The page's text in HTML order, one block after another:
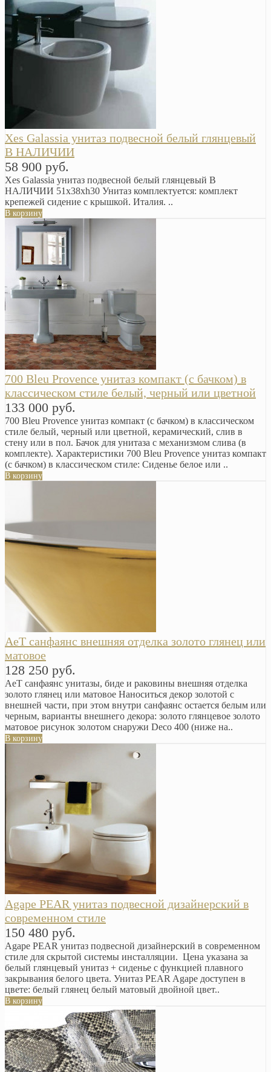
Xes Galassia унитаз подвесной белый глянцевый
В НАЛИЧИИ
58 900 руб.
Xes Galassia унитаз подвесной белый глянцевый В
НАЛИЧИИ 51x38xh30 Унитаз комплектуется: комплект
крепежей сидение с крышкой. Италия. ..
В корзину
700 Bleu Provence унитаз компакт (с бачком) в
классическом стиле белый, черный или цветной
133 000 руб.
700 Bleu Provence унитаз компакт (с бачком) в классическом
стиле белый, черный или цветной, керамический, слив в
стену или в пол. Бачок для унитаза с механизмом слива (в
комплекте). Характеристики 700 Bleu Provence унитаз компакт
(с бачком) в классическом стиле: Сиденье белое или ..
В корзину
AeT санфаянс внешняя отделка золото глянец или
матовое
128 250 руб.
AeT санфаянс унитазы, биде и раковины внешняя отделка
золото глянец или матовое Наноситься декор золотой с
внешней части, при этом внутри санфаянс остается белым или
черным, варианты внешнего декора: золото глянцевое золото
матовое рисунок золотом снаружи Deco 400 (ниже на..
В корзину
Agape PEAR унитаз подвесной дизайнерский в
современном стиле
150 480 руб.
Agape PEAR унитаз подвесной дизайнерский в современном
стиле для скрытой системы инсталляции. Цена указана за
белый глянцевый унитаз + сиденье с функцией плавного
закрывания белого цвета. Унитаз PEAR Agape доступен в
цвете: белый глянец белый матовый двойной цвет..
В корзину